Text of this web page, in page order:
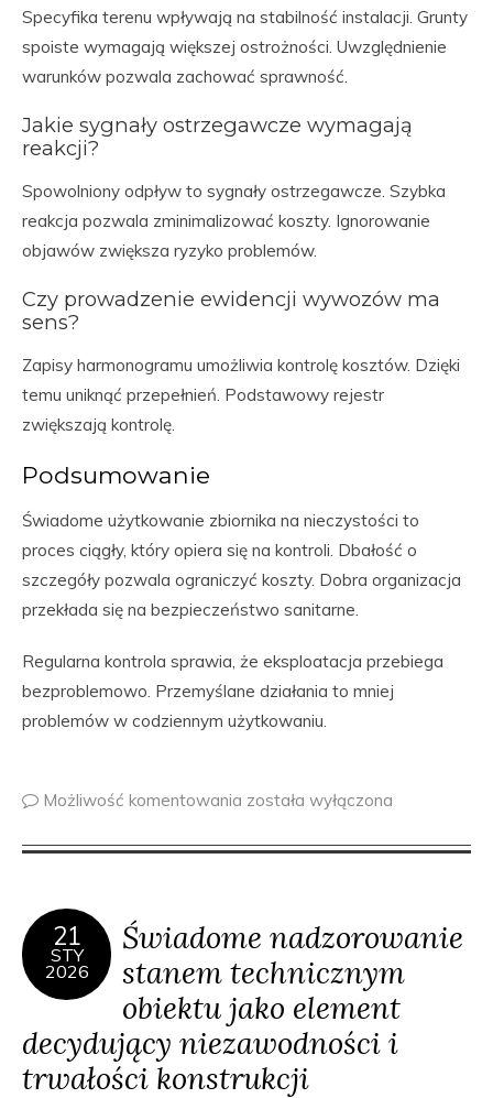
Specyfika terenu wpływają na stabilność instalacji. Grunty
spoiste wymagają większej ostrożności. Uwzględnienie
warunków pozwala zachować sprawność.
Jakie sygnały ostrzegawcze wymagają
reakcji?
Spowolniony odpływ to sygnały ostrzegawcze. Szybka
reakcja pozwala zminimalizować koszty. Ignorowanie
objawów zwiększa ryzyko problemów.
Czy prowadzenie ewidencji wywozów ma
sens?
Zapisy harmonogramu umożliwia kontrolę kosztów. Dzięki
temu uniknąć przepełnień. Podstawowy rejestr
zwiększają kontrolę.
Podsumowanie
Świadome użytkowanie zbiornika na nieczystości to
proces ciągły, który opiera się na kontroli. Dbałość o
szczegóły pozwala ograniczyć koszty. Dobra organizacja
przekłada się na bezpieczeństwo sanitarne.
Regularna kontrola sprawia, że eksploatacja przebiega
bezproblemowo. Przemyślane działania to mniej
problemów w codziennym użytkowaniu.
Możliwość komentowania została wyłączona
21
STY
2026
Świadome nadzorowanie
stanem technicznym
obiektu jako element
decydujący niezawodności i
trwałości konstrukcji